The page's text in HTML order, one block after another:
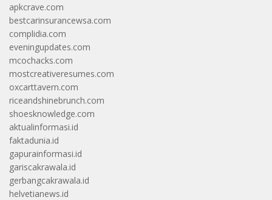
apkcrave.com
bestcarinsurancewsa.com
complidia.com
eveningupdates.com
mcochacks.com
mostcreativeresumes.com
oxcarttavern.com
riceandshinebrunch.com
shoesknowledge.com
aktualinformasi.id
faktadunia.id
gapurainformasi.id
gariscakrawala.id
gerbangcakrawala.id
helvetianews.id